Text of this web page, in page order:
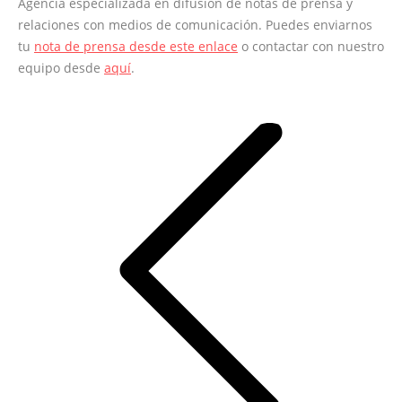
relaciones con medios de comunicación. Puedes enviarnos
tu nota de prensa desde este enlace o contactar con nuestro
equipo desde aquí.